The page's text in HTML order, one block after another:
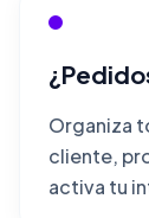
Organiza
cliente,
activa tu